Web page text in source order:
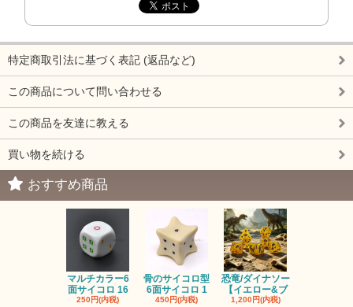
特定商取引法に基づく表記 (返品など)
この商品について問い合わせる
この商品を友達に教える
買い物を続ける
おすすめ商品
マルチカラー6
面サイコロ 16
250円(内税)
骨のサイコロ型
6面サイコロ 1
450円(内税)
恐竜/ダイナソー
【イエロー&ブ
1,200円(内税)